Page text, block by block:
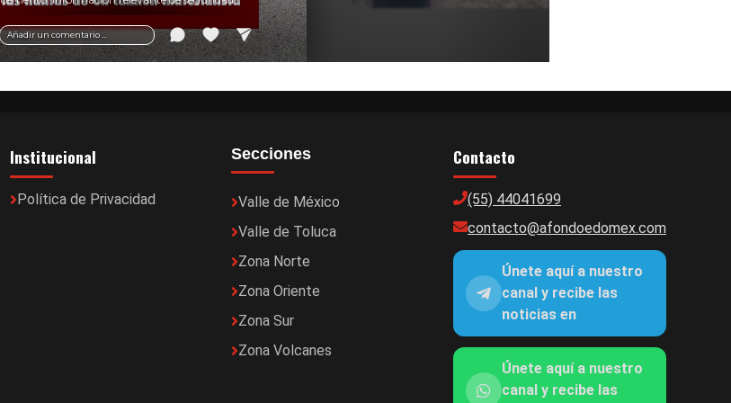
Añadir un comentario ...
vial y recomendaciones para motociclistas.
Institucional
Política de Privacidad
Secciones
Valle de México
Valle de Toluca
Zona Norte
Zona Oriente
Zona Sur
Zona Volcanes
Contacto
(55) 44041699
contacto@afondoedomex.com
Únete aquí a nuestro
canal y recibe las
noticias en
Únete aquí a nuestro
canal y recibe las